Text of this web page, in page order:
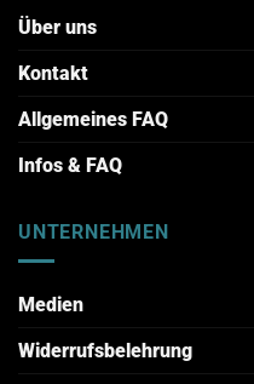
Über uns
Kontakt
Allgemeines FAQ
Infos & FAQ
UNTERNEHMEN
Medien
Widerrufsbelehrung